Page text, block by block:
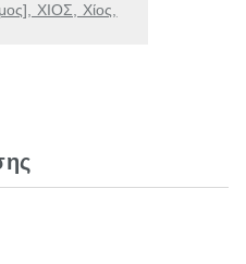
ΧΙΟΣ, Χίος,